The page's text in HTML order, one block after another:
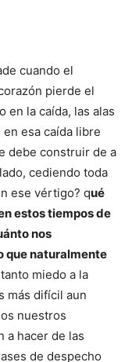
cuando el
pierde el
en la caída, las alas
esa caída libre
debe construir de a
cediendo toda
ese vértigo? qué
estos tiempos de
nos
que naturalmente
miedo a la
más difícil aun
nuestros
a hacer de las
de despecho